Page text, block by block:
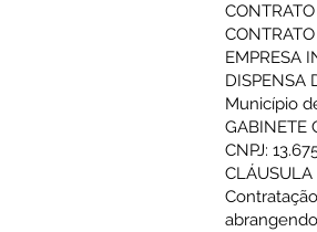
EMPRESA
DISPENSA
Município
GABINETE
CNPJ:
CLÁUSULA